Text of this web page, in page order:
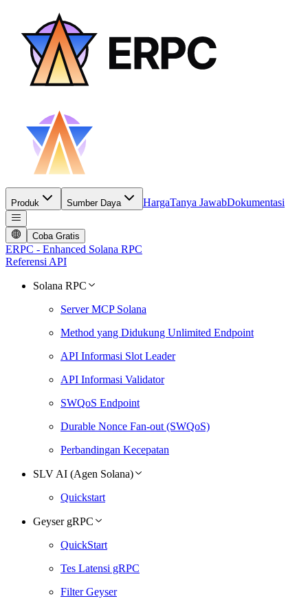
Produk Sumber Daya HargaTanya JawabDokumentasi
Coba Gratis
ERPC - Enhanced Solana RPC
Referensi API
Solana RPC
Server MCP Solana
Method yang Didukung Unlimited Endpoint
API Informasi Slot Leader
API Informasi Validator
SWQoS Endpoint
Durable Nonce Fan-out (SWQoS)
Perbandingan Kecepatan
SLV AI (Agen Solana)
Quickstart
Geyser gRPC
QuickStart
Tes Latensi gRPC
Filter Geyser